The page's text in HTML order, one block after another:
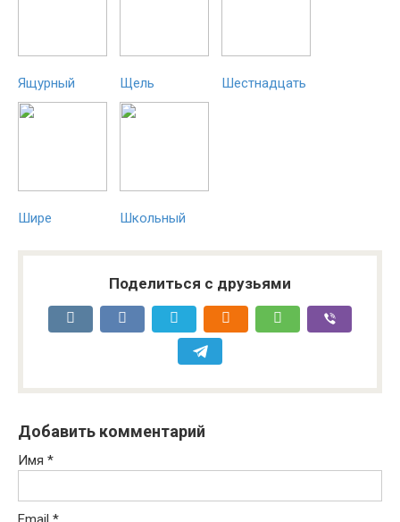
Ящурный Щель Шестнадцать
Шире Школьный
Поделиться с друзьями
Добавить комментарий
Имя *